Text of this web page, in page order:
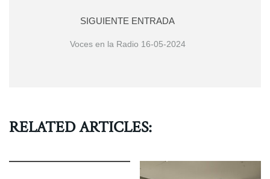
SIGUIENTE ENTRADA
Voces en la Radio 16-05-2024
RELATED ARTICLES: